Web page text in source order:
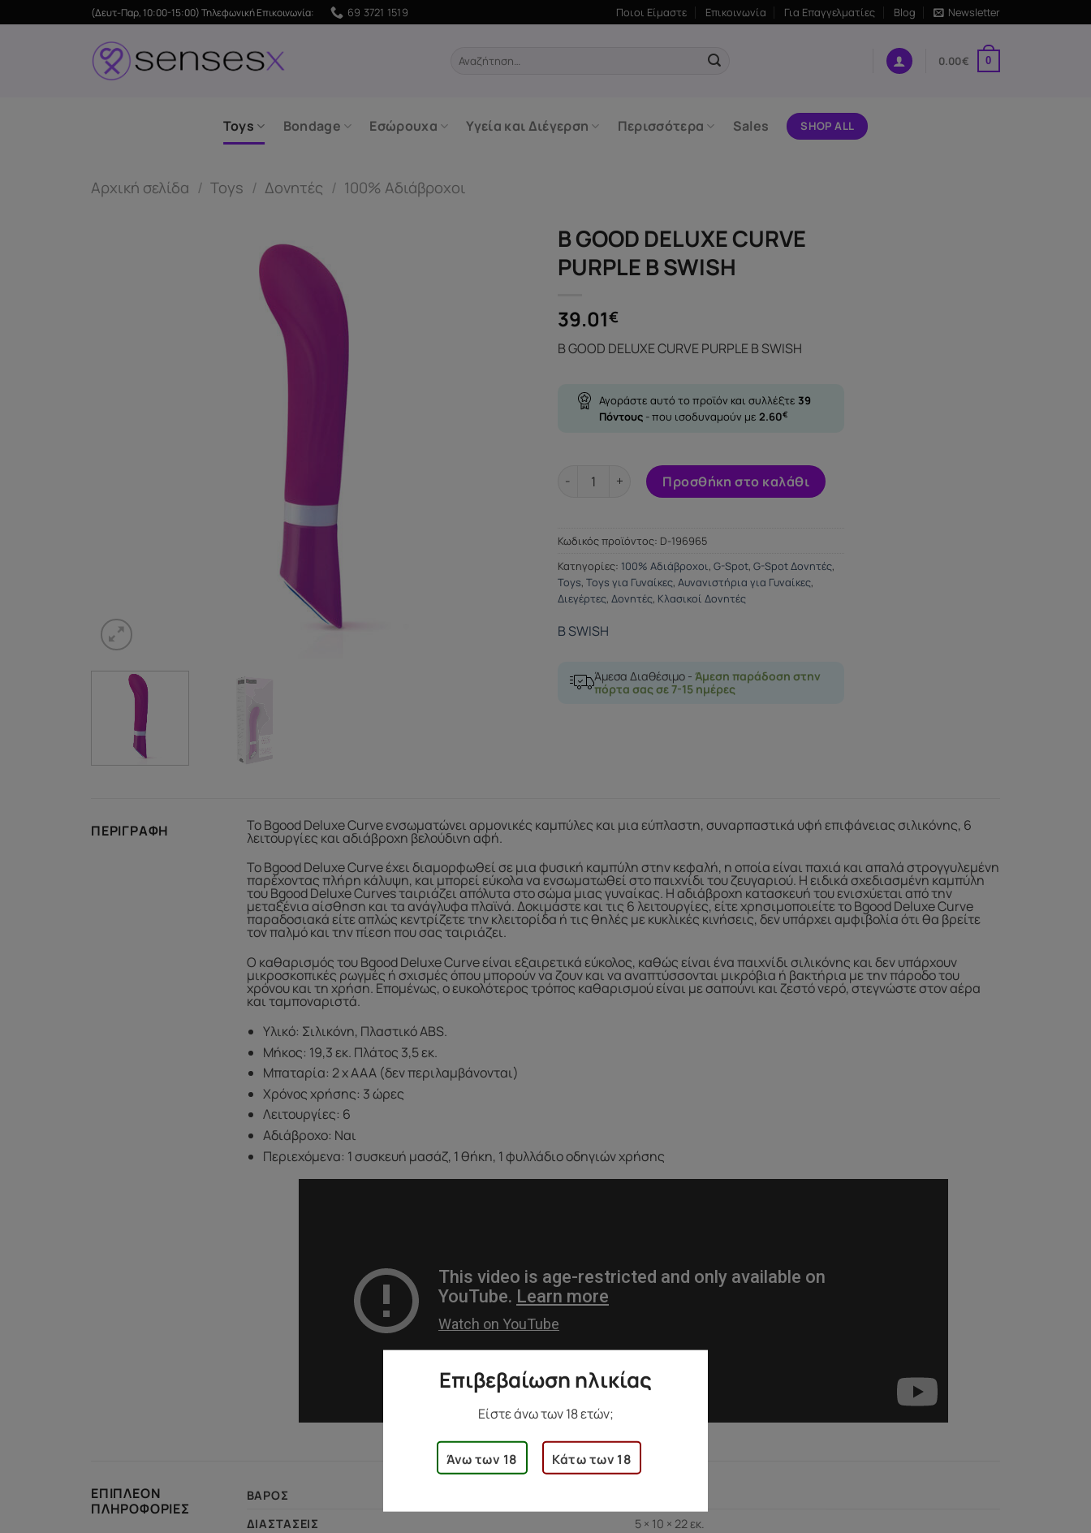
στο
(Δευτ-Παρ, 10:00-15:00) Τηλεφωνική Επικοινωνία: 69 3721 1519 Ποιοι Είμαστε Επικοινωνία Για Επαγγελματίες Blog Newsletter
Αναζήτηση
0.00€ 0
Toys Bondage Εσώρουχα Υγεία και Διέγερση Περισσότερα Sales SHOP ALL
Αρχική σελίδα / Toys / Δονητές / 100% Αδιάβροχοι
B GOOD DELUXE CURVE
PURPLE B SWISH
39.01€
B GOOD DELUXE CURVE PURPLE B SWISH
Αγοράστε αυτό το προϊόν και συλλέξτε 39
Πόντους - που ισοδυναμούν με 2.60€
B GOOD DELUXE CURVE PURPLE B SWISH ποσότητα
Προσθήκη στο καλάθι
Κωδικός προϊόντος: D-196965
Κατηγορίες: 100% Αδιάβροχοι, G-Spot, G-Spot Δονητές,
Toys, Toys για Γυναίκες, Αυνανιστήρια για Γυναίκες,
Διεγέρτες, Δονητές, Κλασικοί Δονητές
B SWISH
Άμεσα Διαθέσιμο - Άμεση παράδοση στην
πόρτα σας σε 7-15 ημέρες
ΠΕΡΙΓΡΑΦΉ Το Bgood Deluxe Curve ενσωματώνει αρμονικές καμπύλες και μια εύπλαστη, συναρπαστικά υφή επιφάνειας σιλικόνης, 6
λειτουργίες και αδιάβροχη βελούδινη αφή.
Το Bgood Deluxe Curve έχει διαμορφωθεί σε μια φυσική καμπύλη στην κεφαλή, η οποία είναι παχιά και απαλά στρογγυλεμένη
παρέχοντας πλήρη κάλυψη, και μπορεί εύκολα να ενσωματωθεί στο παιχνίδι του ζευγαριού. Η ειδικά σχεδιασμένη καμπύλη
του Bgood Deluxe Curves ταιριάζει απόλυτα στο σώμα μιας γυναίκας. Η αδιάβροχη κατασκευή του ενισχύεται από την
μεταξένια αίσθηση και τα ανάγλυφα πλαϊνά. Δοκιμάστε και τις 6 λειτουργίες, είτε χρησιμοποιείτε το Bgood Deluxe Curve
παραδοσιακά είτε απλώς κεντρίζετε την κλειτορίδα ή τις θηλές με κυκλικές κινήσεις, δεν υπάρχει αμφιβολία ότι θα βρείτε
τον παλμό και την πίεση που σας ταιριάζει.
Ο καθαρισμός του Bgood Deluxe Curve είναι εξαιρετικά εύκολος, καθώς είναι ένα παιχνίδι σιλικόνης και δεν υπάρχουν
μικροσκοπικές ρωγμές ή σχισμές όπου μπορούν να ζουν και να αναπτύσσονται μικρόβια ή βακτήρια με την πάροδο του
χρόνου και τη χρήση. Επομένως, ο ευκολότερος τρόπος καθαρισμού είναι με σαπούνι και ζεστό νερό, στεγνώστε στον αέρα
και ταμποναριστά.
Υλικό: Σιλικόνη, Πλαστικό ABS.
Μήκος: 19,3 εκ. Πλάτος 3,5 εκ.
Μπαταρία: 2 x AAA (δεν περιλαμβάνονται)
Χρόνος χρήσης: 3 ώρες
Λειτουργίες: 6
Αδιάβροχο: Ναι
Περιεχόμενα: 1 συσκευή μασάζ, 1 θήκη, 1 φυλλάδιο οδηγιών χρήσης
ΕΠΙΠΛΈΟΝ
ΠΛΗΡΟΦΟΡΊΕΣ
ΒΆΡΟΣ
ΔΙΑΣΤΆΣΕΙΣ
5 × 10 × 22 εκ.
Επιβεβαίωση ηλικίας
Είστε άνω των 18 ετών;
Άνω των 18 Κάτω των 18